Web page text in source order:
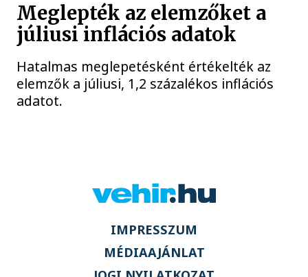
Meglepték az elemzőket a
júliusi inflációs adatok
Hatalmas meglepetésként értékelték az
elemzők a júliusi, 1,2 százalékos inflációs
adatot.
IMPRESSZUM
MÉDIAAJÁNLAT